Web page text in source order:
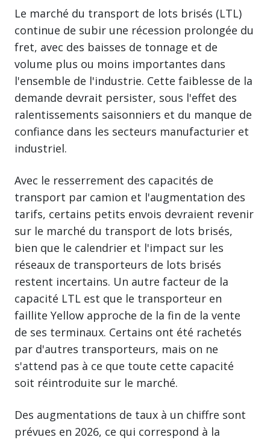
Le marché du transport de lots brisés (LTL)
continue de subir une récession prolongée du
fret, avec des baisses de tonnage et de
volume plus ou moins importantes dans
l'ensemble de l'industrie. Cette faiblesse de la
demande devrait persister, sous l'effet des
ralentissements saisonniers et du manque de
confiance dans les secteurs manufacturier et
industriel.
Avec le resserrement des capacités de
transport par camion et l'augmentation des
tarifs, certains petits envois devraient revenir
sur le marché du transport de lots brisés,
bien que le calendrier et l'impact sur les
réseaux de transporteurs de lots brisés
restent incertains. Un autre facteur de la
capacité LTL est que le transporteur en
faillite Yellow approche de la fin de la vente
de ses terminaux. Certains ont été rachetés
par d'autres transporteurs, mais on ne
s'attend pas à ce que toute cette capacité
soit réintroduite sur le marché.
Des augmentations de taux à un chiffre sont
prévues en 2026, ce qui correspond à la